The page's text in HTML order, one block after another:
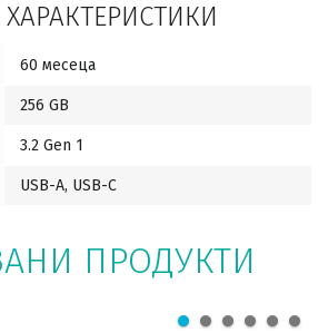
60 месеца
256 GB
3.2 Gen 1
USB-A, USB-C
ПРОДУКТИ